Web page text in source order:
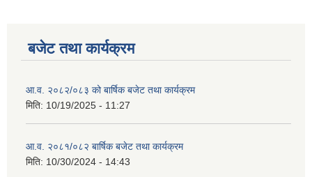
बजेट तथा कार्यक्रम
आ.व. २०८२/०८३ को बार्षिक बजेट तथा कार्यक्रम
मिति: 10/19/2025 - 11:27
आ.व. २०८१/०८२ बार्षिक बजेट तथा कार्यक्रम
मिति: 10/30/2024 - 14:43